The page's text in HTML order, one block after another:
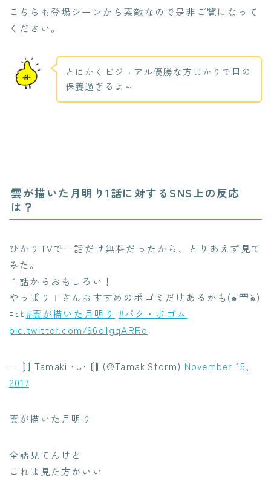
こちらも登場シーンから素敵なので是非ご覧になって
ください。
とにかくビジュアル優勝な方ばかりで目の
保養過ぎるよ～
雲が描いた月明り1話に対するSNS上の反応
は？
ひかりTVで一話だけ無料だったから、とりあえず見て
みた。
１話からおもしろい！
やっぱりＴさんおすすめのポゴミだけあるかも(๑´罒`๑)
ﾆﾋﾋ#雲が描いた月明り #パク・ボゴム
pic.twitter.com/96o1gqARRo
— ⟭⟬ Tamaki ･ᴗ･ ⟬⟭ (@TamakiStorm) November 15,
2017
雲が描いた月明り
全話見てんけど
これは見た方がいい